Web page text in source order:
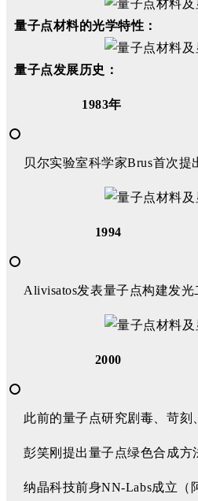
量子点材料的光学特性：
量子点发展历史：
1983年
贝尔实验室科学家Brus首次提
1994
Alivisatos发表量子点构建发
2000
此前的量子点研究剧毒、苛刻
彭笑刚提出量子点绿色合成方
纳晶科技前身NN-Labs成立（